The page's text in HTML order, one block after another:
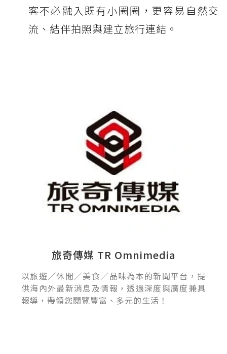
客不必融入既有小圈圈，更容易自然交
流、結伴拍照與建立旅行連結。
旅奇傳媒 TR Omnimedia
以旅遊／休閒／美食／品味為本的新聞平台，提
供海內外最新消息及情報，透過深度與廣度兼具
報導，帶領您閱覽豐富、多元的生活！